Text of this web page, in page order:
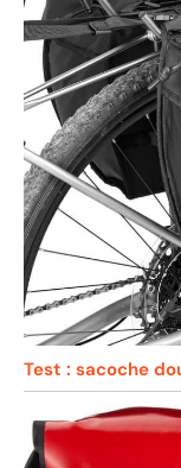
Test : sacoche